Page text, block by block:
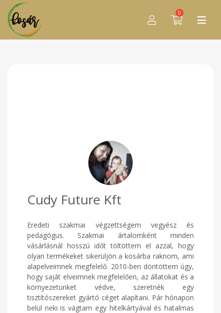
0
Cudy Future Kft
Eredeti szakmai végzettségem vegyész és
pedagógus. Szakmai ártalomként minden
vásárlásnál hosszú időt töltöttem el azzal, hogy
olyan termékeket sikerüljön a kosárba raknom, ami
alapelveimnek megfelelő. 2010-ben döntöttem úgy,
hogy saját elveimnek megfelelően, az állatokat és a
környezetünket védve, szeretnék egy
tisztítószereket gyártó céget alapítani. Pár hónapon
belül neki is vágtam egy hitelkártyával és hatalmas